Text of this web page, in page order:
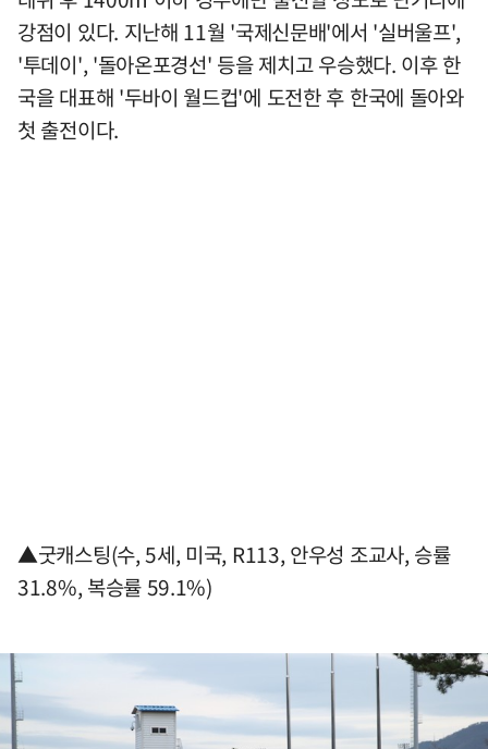
강점이 있다. 지난해 11월 '국제신문배'에서 '실버울프',
'투데이', '돌아온포경선' 등을 제치고 우승했다. 이후 한
국을 대표해 '두바이 월드컵'에 도전한 후 한국에 돌아와
첫 출전이다.
▲굿캐스팅(수, 5세, 미국, R113, 안우성 조교사, 승률
31.8%, 복승률 59.1%)